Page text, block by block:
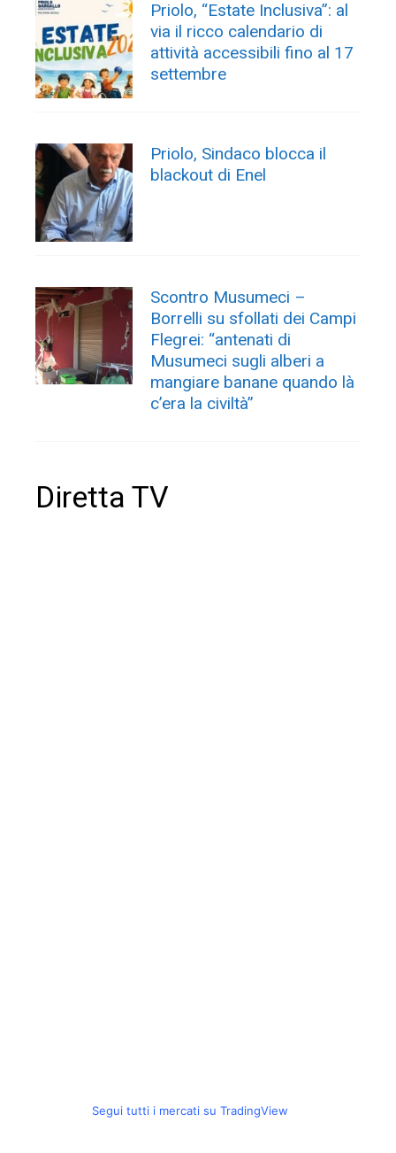
Priolo, “Estate Inclusiva”: al
via il ricco calendario di
attività accessibili fino al 17
settembre
Priolo, Sindaco blocca il
blackout di Enel
Scontro Musumeci –
Borrelli su sfollati dei Campi
Flegrei: “antenati di
Musumeci sugli alberi a
mangiare banane quando là
c’era la civiltà”
Diretta TV
Segui tutti i mercati su TradingView